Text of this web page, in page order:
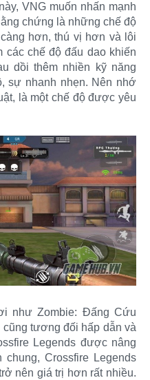
VNG muốn nhấn mạnh
chứng là những chế độ
hơn, thú vị hơn và lôi
các chế độ đấu dao khiến
dồi thêm nhiền kỹ năng
sự nhanh nhẹn. Nên nhớ
là một chế độ được yêu
như Zombie: Đấng Cứu
tương đối hấp dẫn và
Legends được nâng
Crossfire Legends
nên giá trị hơn rất nhiều.